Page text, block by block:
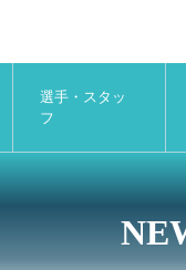
選手・スタッ
フ